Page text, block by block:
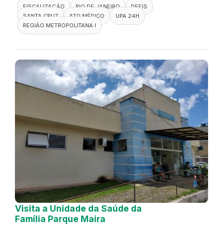
FISCALIZAÇÃO RIO DE JANEIRO
DEFIS
SANTA CRUZ
ATO MÉDICO
UPA 24H
REGIÃO METROPOLITANA I
Visita a Unidade da Saúde da
Família Parque Maira